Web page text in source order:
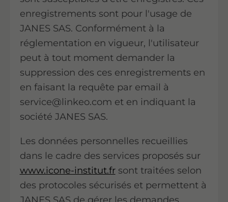
enregistrements sont pour l'usage de
JANES SAS. Conformément à la
réglementation en vigueur, l'utilisateur
peut à tout moment demander la
suppression des ces enregistrements en
en faisant la requête par email à
service@linkeo.com et en indiquant la
société JANES SAS.
Les données personnelles recueillies
dans le cadre des services proposés sur
www.icone-institut.frsont traitées selon
des protocoles sécurisés et permettent à
JANES SAS de gérer les demandes